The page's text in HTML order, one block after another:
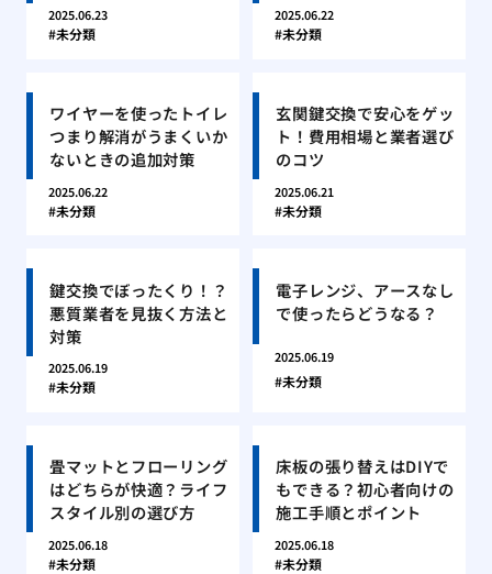
2025.06.23
未分類
2025.06.22
未分類
ワイヤーを使ったトイレ
つまり解消がうまくいか
ないときの追加対策
2025.06.22
未分類
玄関鍵交換で安心をゲッ
ト！費用相場と業者選び
のコツ
2025.06.21
未分類
鍵交換でぼったくり！？
悪質業者を見抜く方法と
対策
2025.06.19
未分類
電子レンジ、アースなし
で使ったらどうなる？
2025.06.19
未分類
畳マットとフローリング
はどちらが快適？ライフ
スタイル別の選び方
2025.06.18
未分類
床板の張り替えはDIYで
もできる？初心者向けの
施工手順とポイント
2025.06.18
未分類